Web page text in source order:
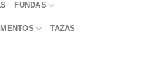
FUNDAS
TAZAS